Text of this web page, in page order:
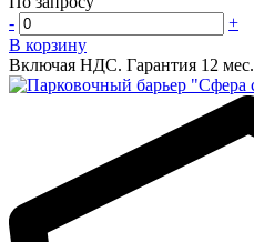
-
+
В корзину
Включая НДС. Гарантия 12 мес.